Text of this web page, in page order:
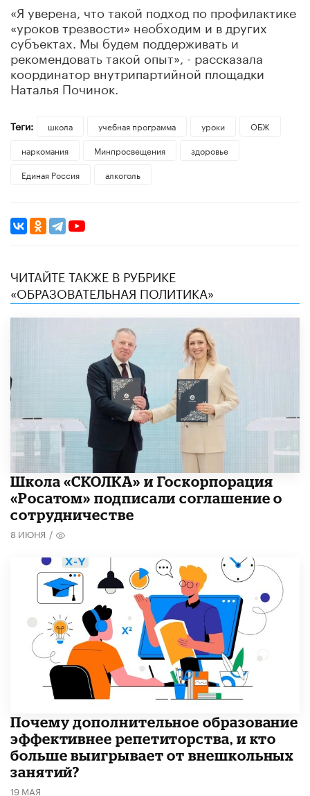
«Я уверена, что такой подход по профилактике
«уроков трезвости» необходим и в других
субъектах. Мы будем поддерживать и
рекомендовать такой опыт», - рассказала
координатор внутрипартийной площадки
Наталья Починок.
Теги: школа учебная программа уроки
ОБЖ
наркомания
Минпросвещения
здоровье
Единая Россия
алкоголь
ЧИТАЙТЕ ТАКЖЕ В РУБРИКЕ
«ОБРАЗОВАТЕЛЬНАЯ ПОЛИТИКА»
Школа «СКОЛКА» и Госкорпорация
«Росатом» подписали соглашение о
сотрудничестве
8 ИЮНЯ /
​Почему дополнительное образование
эффективнее репетиторства, и кто
больше выигрывает от внешкольных
занятий?
19 МАЯ